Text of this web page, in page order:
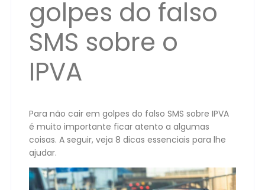
golpes do falso
SMS sobre o
IPVA
Para não cair em golpes do falso SMS sobre IPVA
é muito importante ficar atento a algumas
coisas. A seguir, veja 8 dicas essenciais para lhe
ajudar.